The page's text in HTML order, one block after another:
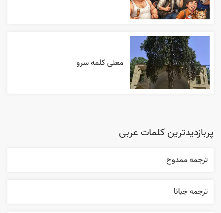
معنی کلمه سرو
پربازدیدترین کلمات عربی
ترجمه ممدوح
ترجمه جبانا